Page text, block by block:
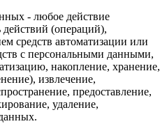
- любое действие
(операций),
средств автоматизации или
с персональными данными,
накопление, хранение,
извлечение,
предоставление,
удаление,